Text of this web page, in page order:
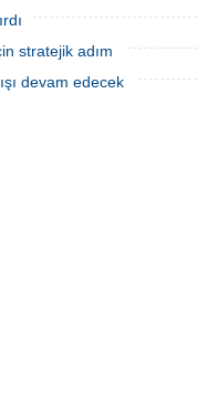
stratejik adım
devam edecek